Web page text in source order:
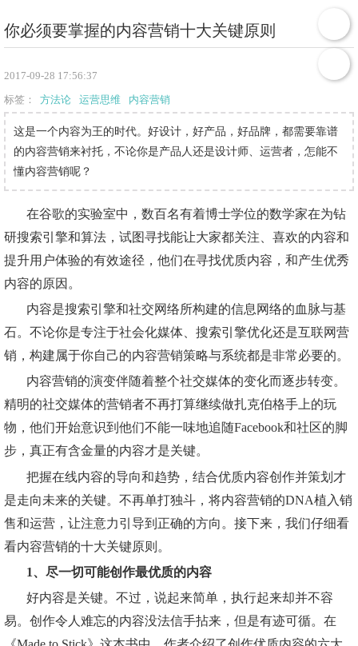
你必须要掌握的内容营销十大关键原则
2017-09-28 17:56:37
标签： 方法论 运营思维 内容营销
这是一个内容为王的时代。好设计，好产品，好品牌，都需要靠谱
的内容营销来衬托，不论你是产品人还是设计师、运营者，怎能不
懂内容营销呢？
在谷歌的实验室中，数百名有着博士学位的数学家在为钻
研搜索引擎和算法，试图寻找能让大家都关注、喜欢的内容和
提升用户体验的有效途径，他们在寻找优质内容，和产生优秀
内容的原因。
内容是搜索引擎和社交网络所构建的信息网络的血脉与基
石。不论你是专注于社会化媒体、搜索引擎优化还是互联网营
销，构建属于你自己的内容营销策略与系统都是非常必要的。
内容营销的演变伴随着整个社交媒体的变化而逐步转变。
精明的社交媒体的营销者不再打算继续做扎克伯格手上的玩
物，他们开始意识到他们不能一味地追随Facebook和社区的脚
步，真正有含金量的内容才是关键。
把握在线内容的导向和趋势，结合优质内容创作并策划才
是走向未来的关键。不再单打独斗，将内容营销的DNA植入销
售和运营，让注意力引导到正确的方向。接下来，我们仔细看
看内容营销的十大关键原则。
1、尽一切可能创作最优质的内容
好内容是关键。不过，说起来简单，执行起来却并不容
易。创作令人难忘的内容没法信手拈来，但是有迹可循。在